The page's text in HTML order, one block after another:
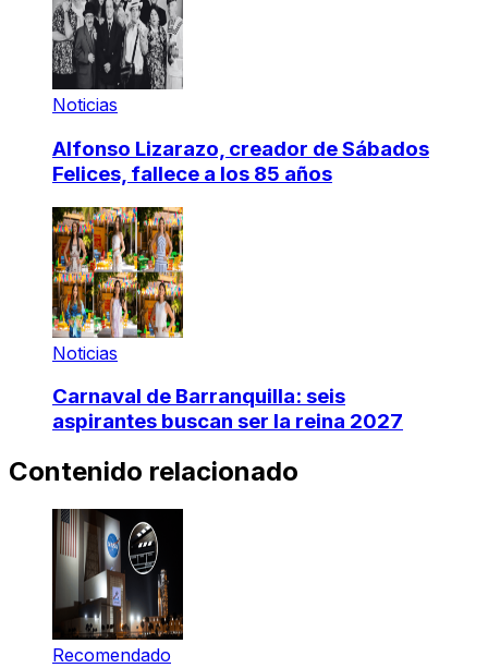
Noticias
Alfonso Lizarazo, creador de Sábados
Felices, fallece a los 85 años
Noticias
Carnaval de Barranquilla: seis
aspirantes buscan ser la reina 2027
Contenido relacionado
Recomendado